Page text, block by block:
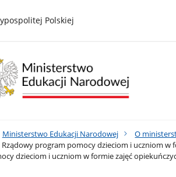
Polskiej
Ministerstwo Edukacji Narodowej O
Rządowy program pomocy dzieciom i uczniom w
dzieciom i uczniom w formie zajęć